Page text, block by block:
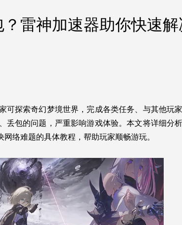
雷神加速器助你快速
探索奇幻梦境世界，完成各类任务、与其他玩
丢包的问题，严重影响游戏体验。本文将详细分
络难题的具体教程，帮助玩家顺畅游玩。